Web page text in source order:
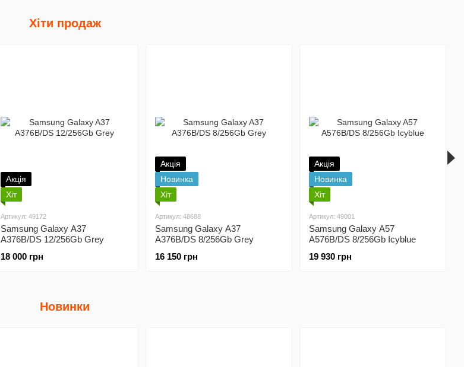
Хіти продаж
Акція
Хіт
Артикул: 49172
Samsung Galaxy A37
A376B/DS 12/256Gb Grey
18 000 грн
Акція
Новинка
Хіт
Артикул: 48688
Samsung Galaxy A37
A376B/DS 8/256Gb Grey
16 150 грн
Акція
Новинка
Хіт
Артикул: 49001
Samsung Galaxy A57
A576B/DS 8/256Gb Icyblue
19 930 грн
Новинки